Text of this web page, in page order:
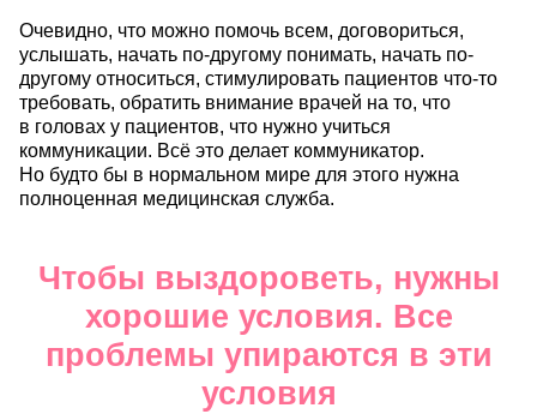
Очевидно, что можно помочь всем, договориться,
услышать, начать по-другому понимать, начать по-
другому относиться, стимулировать пациентов что-то
требовать, обратить внимание врачей на то, что
в головах у пациентов, что нужно учиться
коммуникации. Всё это делает коммуникатор.
Но будто бы в нормальном мире для этого нужна
полноценная медицинская служба.
Чтобы выздороветь, нужны
хорошие условия. Все
проблемы упираются в эти
условия